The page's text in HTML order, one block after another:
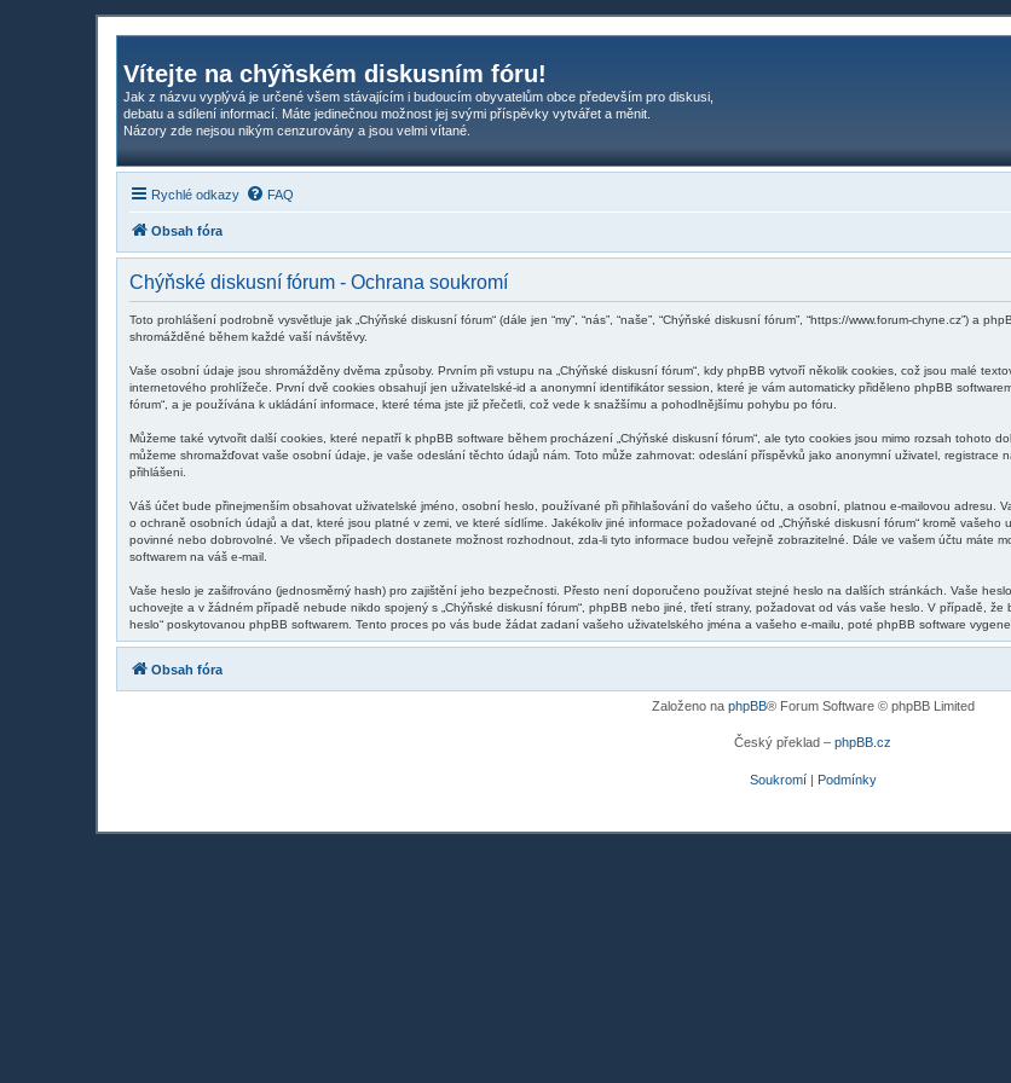
Vítejte na chýňském diskusním fóru!
Jak z názvu vyplývá je určené všem stávajícím i budoucím obyvatelům obce především pro diskusi,
debatu a sdílení informací. Máte jedinečnou možnost jej svými příspěvky vytvářet a měnit.
Názory zde nejsou nikým cenzurovány a jsou velmi vítané.
Rychlé odkazy FAQ
Obsah fóra
Chýňské diskusní fórum - Ochrana soukromí
Toto prohlášení podrobně vysvětluje jak „Chýňské diskusní fórum“ (dále jen “my”, “nás”, “naše”, “Chýňské diskusní fórum”, “https://www.forum-chyne.cz”) a
shromážděné během každé vaší návštěvy.
Vaše osobní údaje jsou shromážděny dvěma způsoby. Prvním při vstupu na „Chýňské diskusní fórum“, kdy phpBB vytvoří několik cookies, což jsou malé
internetového prohlížeče. První dvě cookies obsahují jen uživatelské-id a anonymní identifikátor session, které je vám automaticky přiděleno phpBB
fórum“, a je používána k ukládání informace, které téma jste již přečetli, což vede k snažšímu a pohodlnějšímu pohybu po fóru.
Můžeme také vytvořit další cookies, které nepatří k phpBB software během procházení „Chýňské diskusní fórum“, ale tyto cookies jsou mimo rozsah tohoto
můžeme shromažďovat vaše osobní údaje, je vaše odeslání těchto údajů nám. Toto může zahrnovat: odeslání příspěvků jako anonymní uživatel, registrace
přihlášeni.
Váš účet bude přinejmenším obsahovat uživatelské jméno, osobní heslo, používané při přihlašování do vašeho účtu, a osobní, platnou e-mailovou adresu.
o ochraně osobních údajů a dat, které jsou platné v zemi, ve které sídlíme. Jakékoliv jiné informace požadované od „Chýňské diskusní fórum“ kromě
povinné nebo dobrovolné. Ve všech případech dostanete možnost rozhodnout, zda-li tyto informace budou veřejně zobrazitelné. Dále ve vašem účtu máte
softwarem na váš e-mail.
Vaše heslo je zašifrováno (jednosměrný hash) pro zajištění jeho bezpečnosti. Přesto není doporučeno používat stejné heslo na dalších stránkách. Vaše
uchovejte a v žádném případě nebude nikdo spojený s „Chýňské diskusní fórum“, phpBB nebo jiné, třetí strany, požadovat od vás vaše heslo. V případě,
heslo“ poskytovanou phpBB softwarem. Tento proces po vás bude žádat zadaní vašeho uživatelského jména a vašeho e-mailu, poté phpBB software
Obsah fóra
Založeno na phpBB® Forum Software © phpBB Limited
Český překlad – phpBB.cz
Soukromí| Podmínky